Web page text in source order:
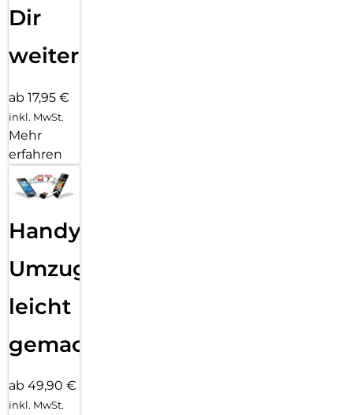
Dir
weiter
ab 17,95 €
inkl. MwSt.
Mehr
erfahren
Handy
Umzug
leicht
gemacht!
ab 49,90 €
inkl. MwSt.